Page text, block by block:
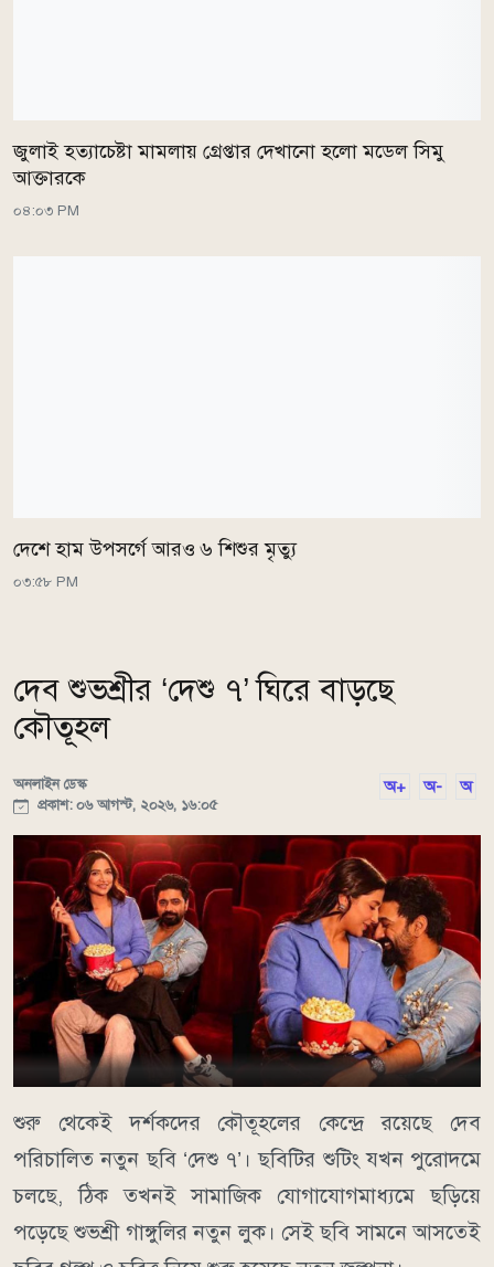
জুলাই হত্যাচেষ্টা মামলায় গ্রেপ্তার দেখানো হলো মডেল সিমু
আক্তারকে
০৪:০৩ PM
দেশে হাম উপসর্গে আরও ৬ শিশুর মৃত্যু
০৩:৫৮ PM
দেব শুভশ্রীর ‘দেশু ৭’ ঘিরে বাড়ছে
কৌতূহল
অনলাইন ডেস্ক
প্রকাশ: ০৬ আগস্ট, ২০২৬, ১৬:০৫
অ+ অ- অ
শুরু থেকেই দর্শকদের কৌতূহলের কেন্দ্রে রয়েছে দেব
পরিচালিত নতুন ছবি ‘দেশু ৭’। ছবিটির শুটিং যখন পুরোদমে
চলছে, ঠিক তখনই সামাজিক যোগাযোগমাধ্যমে ছড়িয়ে
পড়েছে শুভশ্রী গাঙ্গুলির নতুন লুক। সেই ছবি সামনে আসতেই